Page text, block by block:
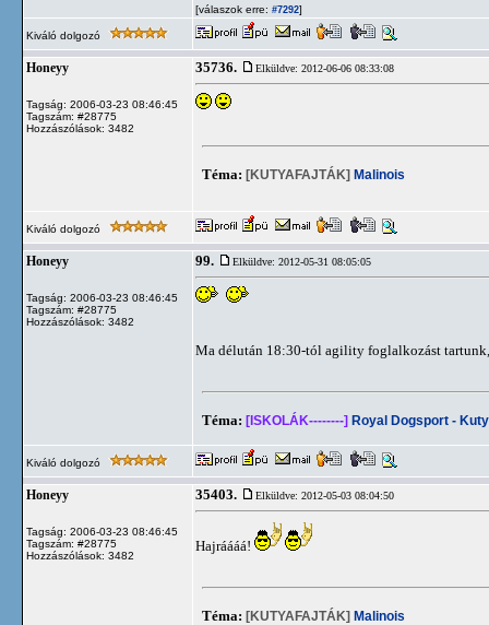
[válaszok erre: #7292]
Kiváló dolgozó
Honeyy
Tagság: 2006-03-23 08:46:45
Tagszám: #28775
Hozzászólások: 3482
35736. Elküldve: 2012-06-06 08:33:08
Téma: [KUTYAFAJTÁK] Malinois
Kiváló dolgozó
Honeyy
Tagság: 2006-03-23 08:46:45
Tagszám: #28775
Hozzászólások: 3482
99. Elküldve: 2012-05-31 08:05:05
Ma délután 18:30-tól agility foglalkozást
Téma: [ISKOLÁK--------] Royal Dogsport -
Kiváló dolgozó
Honeyy
Tagság: 2006-03-23 08:46:45
Tagszám: #28775
Hozzászólások: 3482
35403. Elküldve: 2012-05-03 08:04:50
Hajráááá!
Téma: [KUTYAFAJTÁK] Malinois